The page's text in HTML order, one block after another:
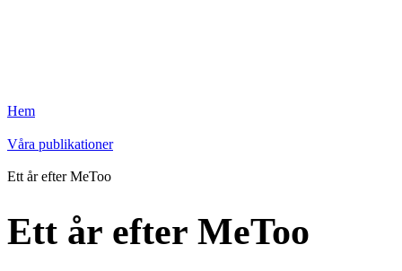
Hem
Våra publikationer
Ett år efter MeToo
Ett år efter MeToo